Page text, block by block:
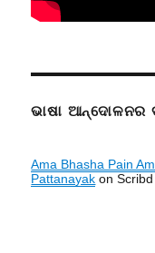
ଭାଷା ଆନ୍ଦୋଳନର
Ama Bhasha Pain
Pattanayak on Scribd